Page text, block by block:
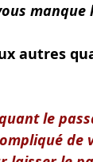
autres
le